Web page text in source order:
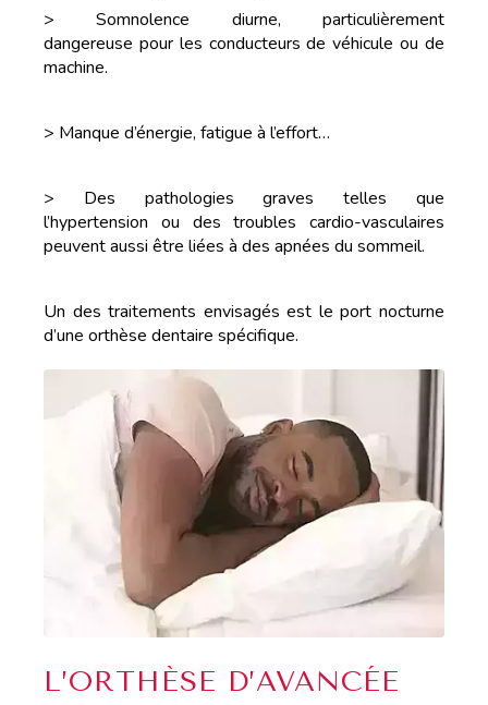
> Somnolence diurne, particulièrement
dangereuse pour les conducteurs de véhicule ou de
machine.
> Manque d’énergie, fatigue à l’effort…
> Des pathologies graves telles que
l’hypertension ou des troubles cardio-vasculaires
peuvent aussi être liées à des apnées du sommeil.
Un des traitements envisagés est le port nocturne
d’une orthèse dentaire spécifique.
L’ORTHÈSE D’AVANCÉE